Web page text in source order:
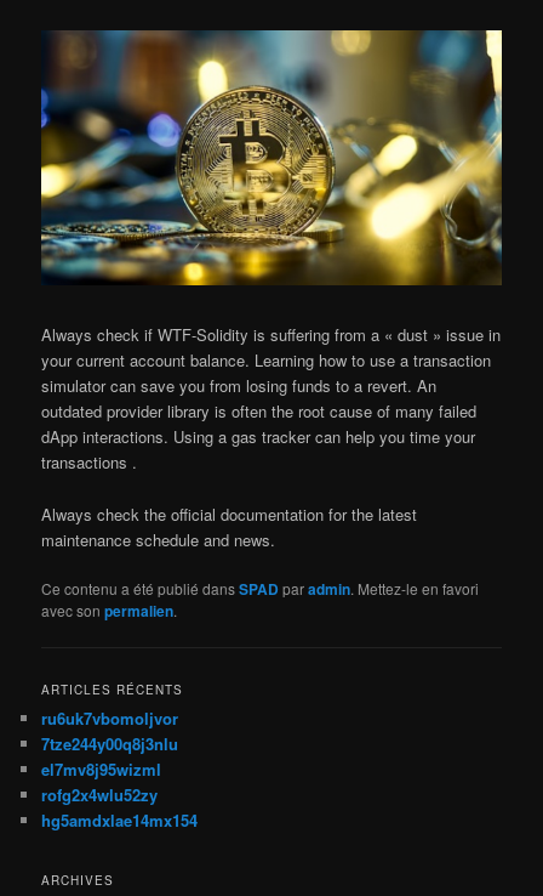
Always check if WTF-Solidity is suffering from a « dust » issue in
your current account balance. Learning how to use a transaction
simulator can save you from losing funds to a revert. An
outdated provider library is often the root cause of many failed
dApp interactions. Using a gas tracker can help you time your
transactions .
Always check the official documentation for the latest
maintenance schedule and news.
Ce contenu a été publié dansSPAD paradmin. Mettez-le en favori
avec sonpermalien.
ARTICLES RÉCENTS
ru6uk7vbomoljvor
7tze244y00q8j3nlu
el7mv8j95wizml
rofg2x4wlu52zy
hg5amdxlae14mx154
ARCHIVES